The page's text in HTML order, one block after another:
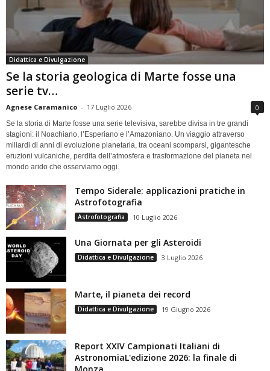
Didattica e Divulgazione
Se la storia geologica di Marte fosse una
serie tv…
Agnese Caramanico - 17 Luglio 2026 0
Se la storia di Marte fosse una serie televisiva, sarebbe divisa in tre grandi
stagioni: il Noachiano, l’Esperiano e l’Amazoniano. Un viaggio attraverso
miliardi di anni di evoluzione planetaria, tra oceani scomparsi, gigantesche
eruzioni vulcaniche, perdita dell’atmosfera e trasformazione del pianeta nel
mondo arido che osserviamo oggi.
Tempo Siderale: applicazioni pratiche in
Astrofotografia
Astrofotografia 10 Luglio 2026
Una Giornata per gli Asteroidi
Didattica e Divulgazione 3 Luglio 2026
Marte, il pianeta dei record
Didattica e Divulgazione 19 Giugno 2026
Report XXIV Campionati Italiani di
AstronomiaL'edizione 2026: la finale di